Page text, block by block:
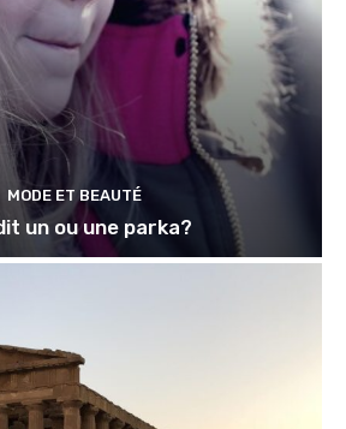
MODE ET BEAUTÉ
un ou une parka?